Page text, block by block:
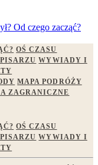
Od czego zacząć?
OŚ CZASU
WYWIADY I
MAPA PODRÓŻY
ZAGRANICZNE
OŚ CZASU
WYWIADY I